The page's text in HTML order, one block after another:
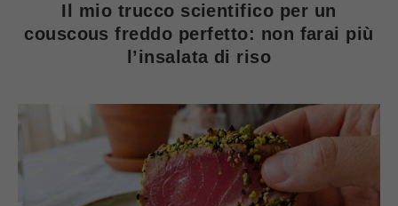
Il mio trucco scientifico per un
couscous freddo perfetto: non farai più
l’insalata di riso